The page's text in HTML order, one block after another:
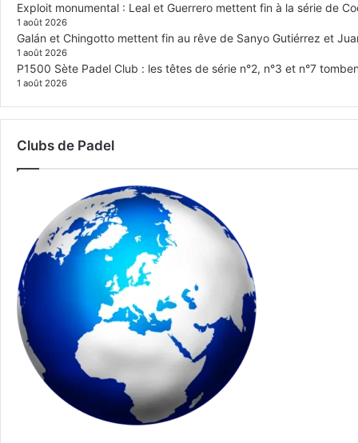
Exploit monumental : Leal et Guerrero mettent fin à la série de
1 août 2026
Galán et Chingotto mettent fin au rêve de Sanyo Gutiérrez et
1 août 2026
P1500 Sète Padel Club : les têtes de série n°2, n°3 et n°7
1 août 2026
Clubs de Padel